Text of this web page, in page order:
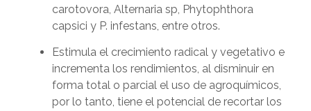
carotovora, Alternaria sp, Phytophthora
capsici y P. infestans, entre otros.
Estimula el crecimiento radical y vegetativo e
incrementa los rendimientos, al disminuir en
forma total o parcial el uso de agroquímicos,
por lo tanto, tiene el potencial de recortar los